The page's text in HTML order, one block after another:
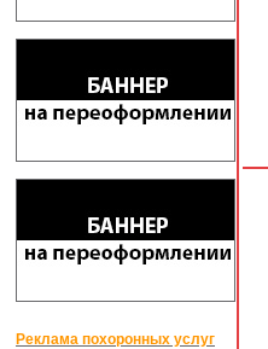
Реклама похоронных услуг